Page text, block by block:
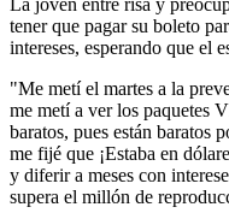
tener que pagar su boleto
intereses, esperando que el
"Me metí el martes a la
me metí a ver los paquetes
baratos, pues están
me fijé que ¡Estaba en
y diferir a meses con
supera el millón de